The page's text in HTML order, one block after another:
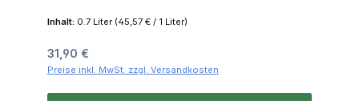
Inhalt: 0.7 Liter (45,57 € / 1 Liter)
Regulärer Preis:
31,90 €
Preise inkl. MwSt. zzgl. Versandkosten